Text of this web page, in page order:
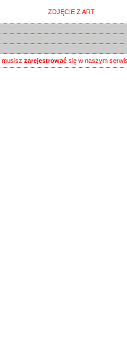
ZDJĘCIE Z ART
musisz zarejestrowaćsię w naszym